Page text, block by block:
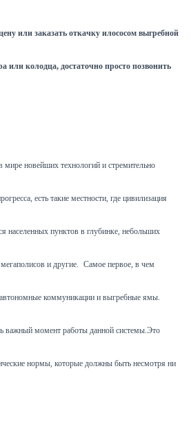
или заказать откачку илососом выгребной
или колодца, достаточно просто позвонить
новейших технологий и стремительно
есть такие местности, где цивилизация
населенных пунктов в глубинке, небольших
и другие. Самое первое, в чем
автономные коммуникации и выгребные ямы.
важный момент работы данной системы.Это
нормы, которые должны быть несмотря ни